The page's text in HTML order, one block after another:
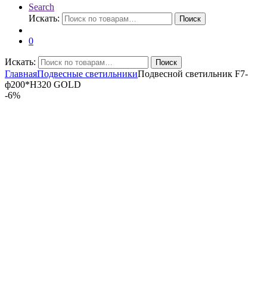
Search
Искать:
Поиск
0
Искать: Поиск
ГлавнаяПодвесные светильникиПодвесной светильник F7-
ф200*H320 GOLD
-6%